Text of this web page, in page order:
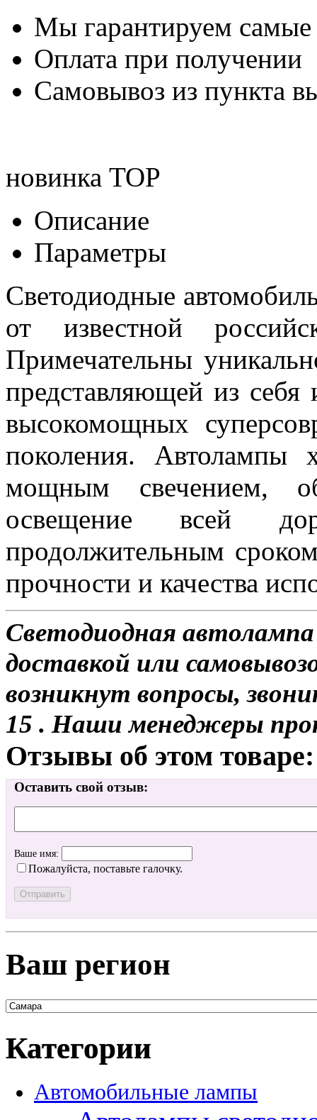
Мы гарантируем
Оплата при получении
Самовывоз из пункта
новинка TOP
Описание
Параметры
Светодиодные
от известной
Примечательны
представляющей из себя
высокомощных
поколения. Автолампы
мощным свечением,
освещение всей
продолжительным
прочности и качества
Светодиодная
доставкой или
возникнут вопросы,
15 . Наши менеджеры
Отзывы об этом товаре:
Оставить свой отзыв:
Ваше имя:
Пожалуйста, поставьте галочку.
Ваш регион
Категории
Автомобильные лампы